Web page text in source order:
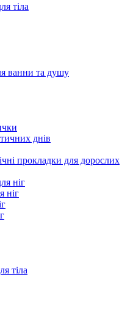
тіла
ванни та душу
днів
прокладки для дорослих
ніг
ніг
тіла